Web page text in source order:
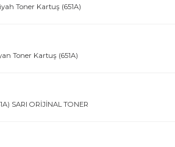
Toner Kartuş (651A)
Toner Kartuş (651A)
SARI ORİJİNAL TONER